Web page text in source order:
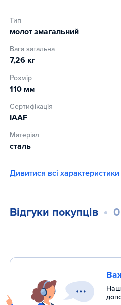
Тип
молот змагальний
Вага загальна
7,26 кг
Розмір
110 мм
Сертифікація
IAAF
Матеріал
сталь
Дивитися всі характеристики
Відгуки покупців 0